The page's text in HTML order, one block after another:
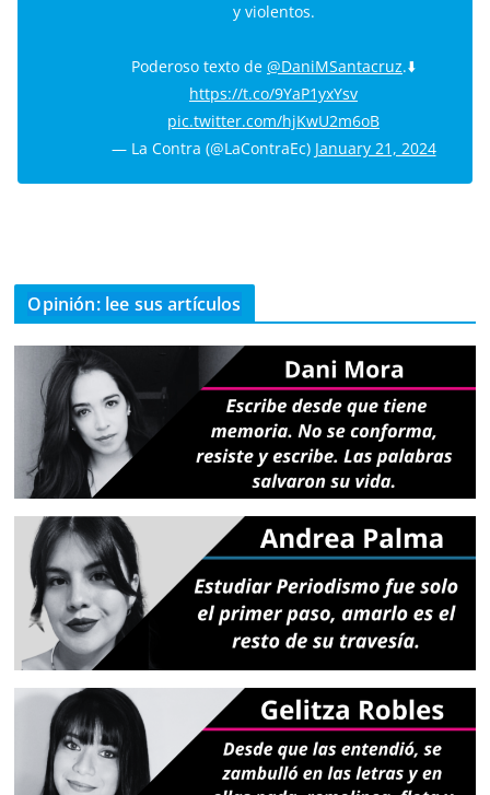
y violentos.
Poderoso texto de @DaniMSantacruz.⬇️
https://t.co/9YaP1yxYsv
pic.twitter.com/hjKwU2m6oB
— La Contra (@LaContraEc) January 21, 2024
Opinión: lee sus artículos